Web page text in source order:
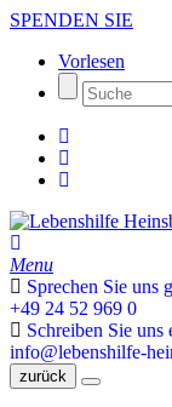
SPENDEN SIE
Vorlesen
Menu
Sprechen Sie uns
+49 24 52 969 0
Schreiben Sie
info@lebenshilfe-
zurück